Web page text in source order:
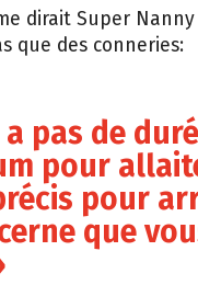
dirait Super
que des conneries:
a pas de
pour
pour
que